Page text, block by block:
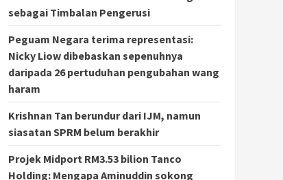
sebagai Timbalan Pengerusi
Peguam Negara terima representasi:
Nicky Liow dibebaskan sepenuhnya
daripada 26 pertuduhan pengubahan wang
haram
Krishnan Tan berundur dari IJM, namun
siasatan SPRM belum berakhir
Projek Midport RM3.53 bilion Tanco
Holding: Mengapa Aminuddin sokong